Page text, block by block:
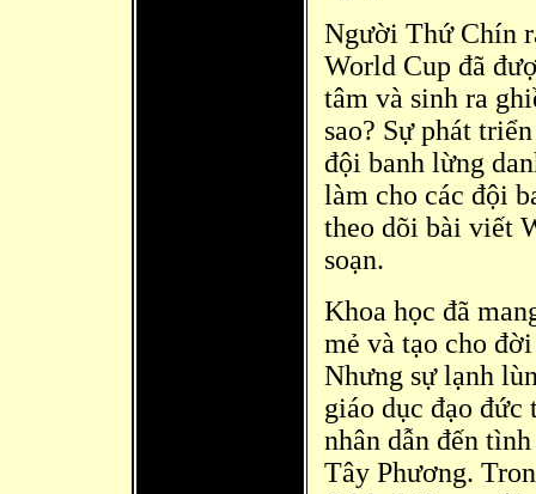
Người Thứ Chín
World Cup đã
tâm và sinh ra
sao? Sự phát
đội banh lừng
làm cho các đội
theo dõi bài viết
soạn.
Khoa học đã
mẻ và tạo cho đ
Nhưng sự lạnh lù
giáo dục đạo đức
nhân dẫn đến tì
Tây Phương.